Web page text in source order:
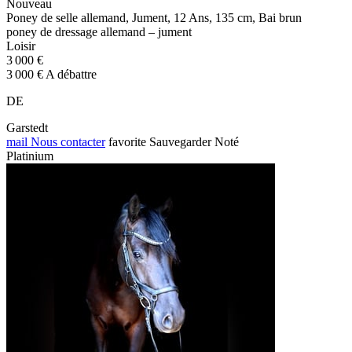
Nouveau
Poney de selle allemand, Jument, 12 Ans, 135 cm, Bai brun
poney de dressage allemand – jument
Loisir
3 000 €
3 000 € A débattre
DE
Garstedt
mail Nous contacter favorite Sauvegarder Noté
Platinium